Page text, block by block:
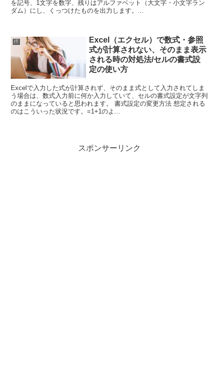
を記号、1文字を数字、残りはアルファベット（大文字・小文字ラン
ダム）にし、くっつけたものを出力します。...
IT
Excel（エクセル）で数式・参照
式が計算されない、そのまま表示
される時の対処法/セルの書式設
定の使い方
Excelで入力した式が計算されず、そのまま式として入力されてしま
う場合は、数式入力前に何か入力していて、セルの書式設定が文字列
のままになっていると思われます。 書式設定の変更方法 想定される
のはこういった状況です。=1+1のよ...
スポンサーリンク